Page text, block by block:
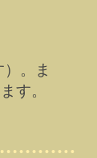
。ま
す。